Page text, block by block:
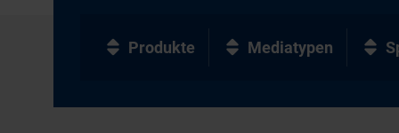
Produkte Mediatypen